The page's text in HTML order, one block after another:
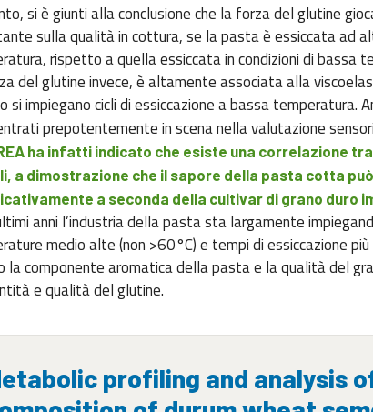
si è giunti alla conclusione che la forza del glutine
sulla qualità in cottura, se la pasta è essiccata ad
rispetto a quella essiccata in condizioni di bassa
del glutine invece, è altamente associata alla
si impiegano cicli di essiccazione a bassa temperatura.
prepotentemente in scena nella valutazione
ha infatti indicato che esiste una correlazione
a dimostrazione che il sapore della pasta cotta
a seconda della cultivar di grano duro
anni l’industria della pasta sta largamente
medio alte (non >60°C) e tempi di essiccazione
la componente aromatica della pasta e la qualità del
e qualità del glutine.
profiling and analysis